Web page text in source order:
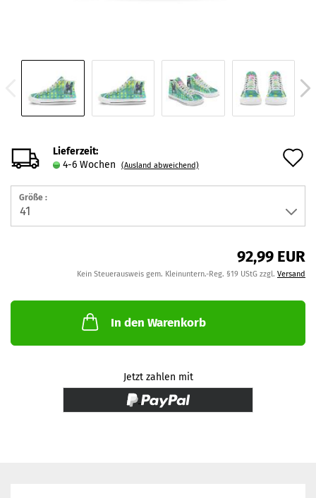
Lieferzeit:
4-6 Wochen
(Ausland abweichend)
Größe :
92,99 EUR
Kein Steuerausweis gem. Kleinuntern.-Reg. §19 UStG zzgl. Versand
In den Warenkorb
Jetzt zahlen mit